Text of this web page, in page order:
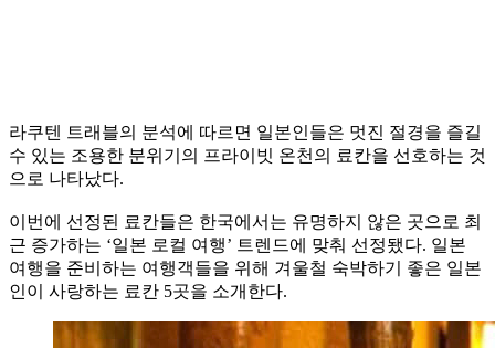
라쿠텐 트래블의 분석에 따르면 일본인들은 멋진 절경을 즐길
수 있는 조용한 분위기의 프라이빗 온천의 료칸을 선호하는 것
으로 나타났다.
이번에 선정된 료칸들은 한국에서는 유명하지 않은 곳으로 최
근 증가하는 ‘일본 로컬 여행’ 트렌드에 맞춰 선정됐다. 일본
여행을 준비하는 여행객들을 위해 겨울철 숙박하기 좋은 일본
인이 사랑하는 료칸 5곳을 소개한다.